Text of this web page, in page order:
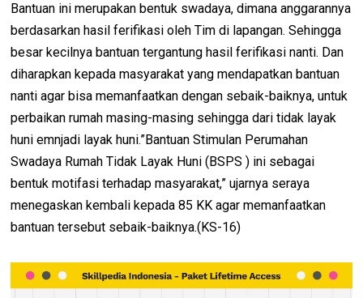
Bantuan ini merupakan bentuk swadaya, dimana anggarannya
berdasarkan hasil ferifikasi oleh Tim di lapangan. Sehingga
besar kecilnya bantuan tergantung hasil ferifikasi nanti. Dan
diharapkan kepada masyarakat yang mendapatkan bantuan
nanti agar bisa memanfaatkan dengan sebaik-baiknya, untuk
perbaikan rumah masing-masing sehingga dari tidak layak
huni emnjadi layak huni.”Bantuan Stimulan Perumahan
Swadaya Rumah Tidak Layak Huni (BSPS ) ini sebagai
bentuk motifasi terhadap masyarakat,” ujarnya seraya
menegaskan kembali kepada 85 KK agar memanfaatkan
bantuan tersebut sebaik-baiknya.(KS-16)